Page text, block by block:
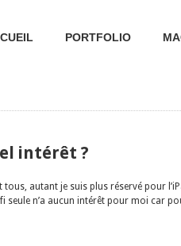
PORTFOLIO
intérêt ?
tous, autant je suis plus réservé pour
seule n’a aucun intérêt pour moi car